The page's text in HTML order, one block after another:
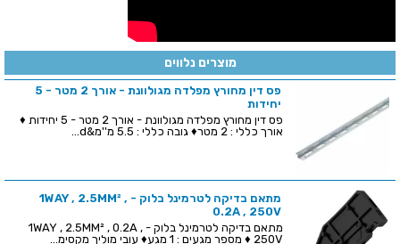
מוצרים נלווים
פס דין מחורץ מפלדה מגולוונת - אורך 2 מטר - 5
יחידות
פס דין מחורץ מפלדה מגולוונת - אורך 2 מטר - 5 יחידות ♦
אורך כללי : 2 מטר♦ גובה כללי : 5.5 מ''מ&d...
מתאם בדיקה לטרמינל בלוק - 1WAY , 2.5MM² ,
0.2A , 250V
מתאם בדיקה לטרמינל בלוק - 1WAY , 2.5MM² , 0.2A ,
250V ♦ מספר מגעים : 1 מגע♦ עובי מוליך מקסימ...